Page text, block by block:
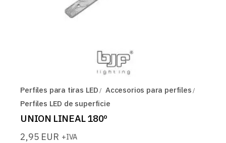
Perfiles para tiras LED
Accesorios para perfiles
Perfiles LED de superficie
UNION LINEAL 180º
2,95 EUR +IVA